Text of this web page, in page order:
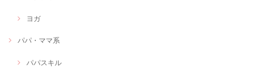
ヨガ
パパ・ママ系
パパスキル